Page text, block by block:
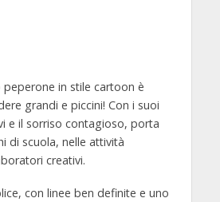
in stile cartoon è
grandi e piccini! Con i suoi
e il sorriso contagioso, porta
di scuola, nelle attività
creativi.
con linee ben definite e uno